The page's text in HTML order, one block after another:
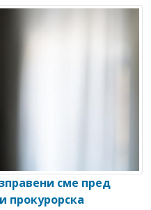
сме пред
прокурорска